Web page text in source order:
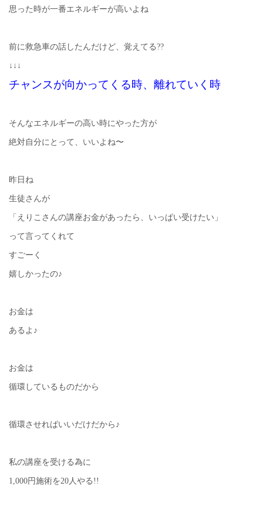
思った時が一番エネルギーが高いよね
前に救急車の話したんだけど、覚えてる??
↓↓↓
チャンスが向かってくる時、離れていく時
そんなエネルギーの高い時にやった方が
絶対自分にとって、いいよね〜
昨日ね
生徒さんが
「えりこさんの講座お金があったら、いっぱい受けたい」
って言ってくれて
すごーく
嬉しかったの♪
お金は
あるよ♪
お金は
循環しているものだから
循環させればいいだけだから♪
私の講座を受ける為に
1,000円施術を20人やる!!